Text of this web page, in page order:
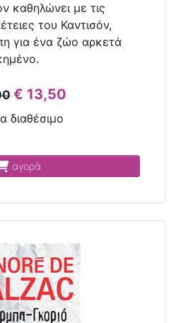
καθηλώνει με τις
του Καντισόν,
για ένα ζώο αρκετά
€ 13,50
διαθέσιμο
αγορά